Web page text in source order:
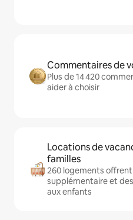
Commentaires de
Plus de 14 420
aider à choisir
Locations de
familles
260 logements
supplémentaire et
aux enfants